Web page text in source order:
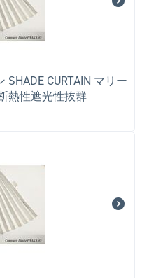
SHADE CURTAIN マリー
熱性遮光性抜群